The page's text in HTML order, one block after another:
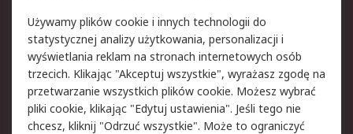
Aspekty prawne
Bezpieczeństwo e-
maila
Polityka dotycząca
plików cookie
Polityka prywatności
Użytkowanie witryny
Używamy plików cookie i innych technologii do
statystycznej analizy użytkowania, personalizacji i
wyświetlania reklam na stronach internetowych osób
trzecich. Klikając "Akceptuj wszystkie", wyrażasz zgodę na
przetwarzanie wszystkich plików cookie. Możesz wybrać
pliki cookie, klikając "Edytuj ustawienia". Jeśli tego nie
chcesz, kliknij "Odrzuć wszystkie". Może to ograniczyć